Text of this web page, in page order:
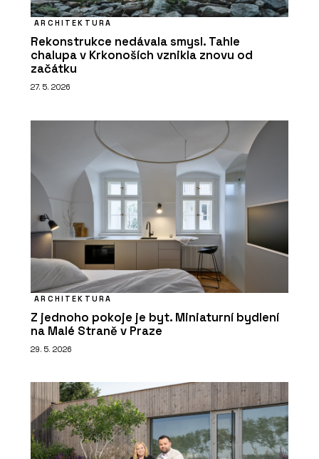
ARCHITEKTURA
Rekonstrukce nedávala smysl. Tahle
chalupa v Krkonoších vznikla znovu od
začátku
27. 5. 2026
ARCHITEKTURA
Z jednoho pokoje je byt. Miniaturní bydlení
na Malé Straně v Praze
29. 5. 2026